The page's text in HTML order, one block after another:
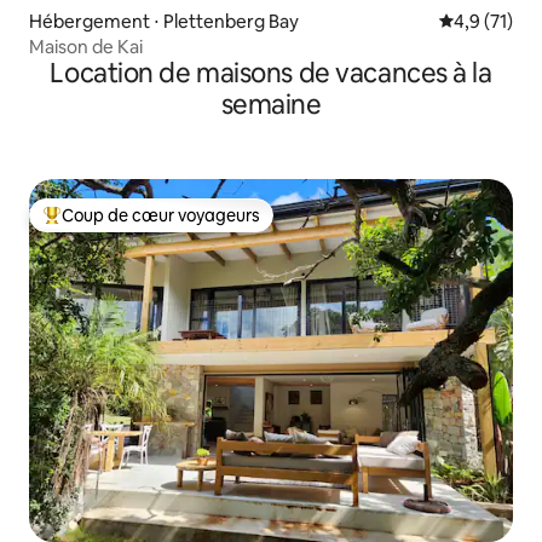
Hébergement ⋅ Plettenberg Bay Évaluation
4,9 (71)
Maison de Kai
Location de maisons de vacances à la
semaine
Coups de cœur voyageurs les plus appréciés
Coup de cœur voyageurs